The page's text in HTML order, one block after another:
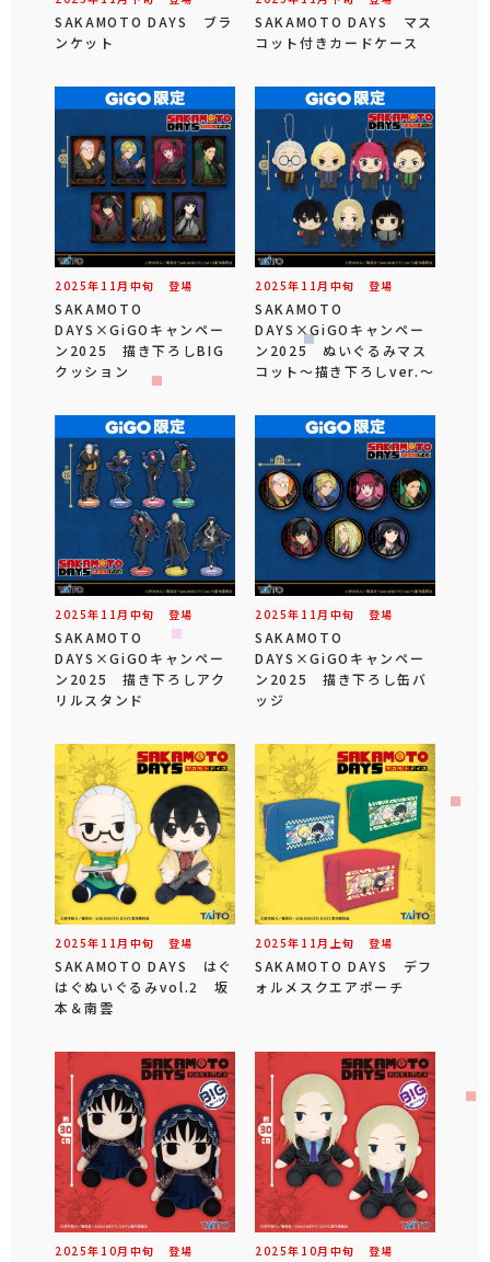
SAKAMOTO DAYS ブラ
ンケット
SAKAMOTO DAYS マス
コット付きカードケース
2025年 11 月 中旬 登場
SAKAMOTO
DAYS×GiGOキャンペー
ン2025 描き下ろしBIG
クッション
2025年 11 月 中旬 登場
SAKAMOTO
DAYS×GiGOキャンペー
ン2025 ぬいぐるみマス
コット～描き下ろしver.～
2025年 11 月 中旬 登場
SAKAMOTO
DAYS×GiGOキャンペー
ン2025 描き下ろしアク
リルスタンド
2025年 11 月 中旬 登場
SAKAMOTO
DAYS×GiGOキャンペー
ン2025 描き下ろし缶バ
ッジ
2025年 11 月 中旬 登場
SAKAMOTO DAYS はぐ
はぐぬいぐるみvol.2 坂
本＆南雲
2025年 11 月 上旬 登場
SAKAMOTO DAYS デフ
ォルメスクエアポーチ
2025年 10月 中旬 登場 2025年 10月 中旬 登場